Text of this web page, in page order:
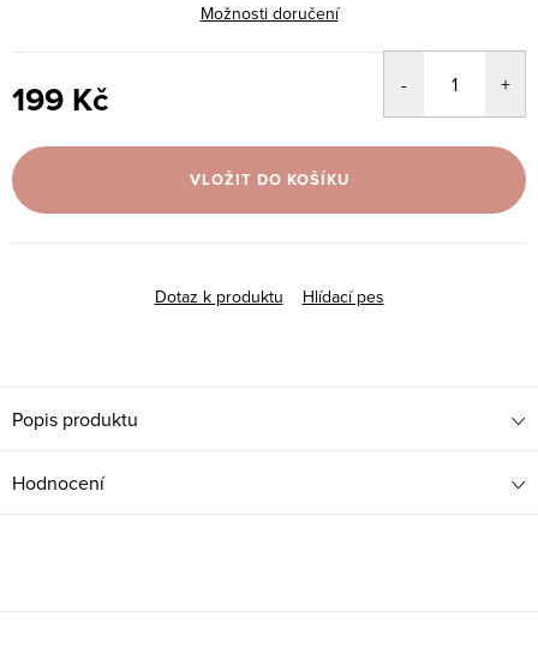
Možnosti doručení
199 Kč
cena:
VLOŽIT DO KOŠÍKU
Dotaz k produktu Hlídací pes
Popis produktu
Hodnocení